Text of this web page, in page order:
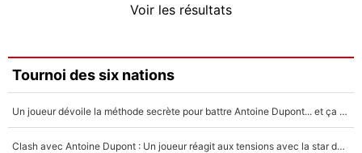
Faris Moumbagna
5%
Un autre joueur
5%
Voir les résultats
Tournoi des six nations
Un joueur dévoile la méthode secrète pour battre Antoine Dupont... et ça marche !
Clash avec Antoine Dupont : Un joueur réagit aux tensions avec la star du XV de France !